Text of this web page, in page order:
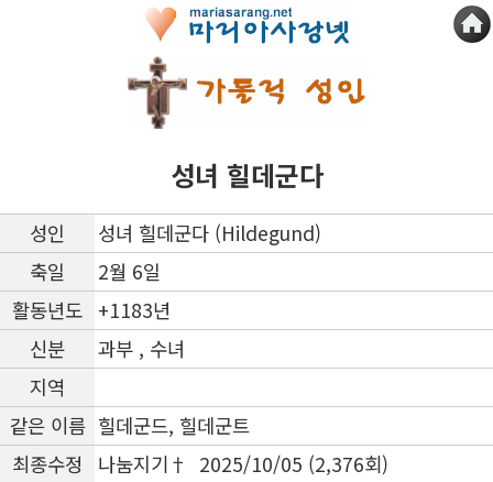
성녀 힐데군다
성인
성녀 힐데군다 (Hildegund)
축일
2월 6일
활동년도 +1183년
신분
과부 , 수녀
지역
같은 이름 힐데군드, 힐데군트
최종수정
나눔지기† 2025/10/05 (2,376회)